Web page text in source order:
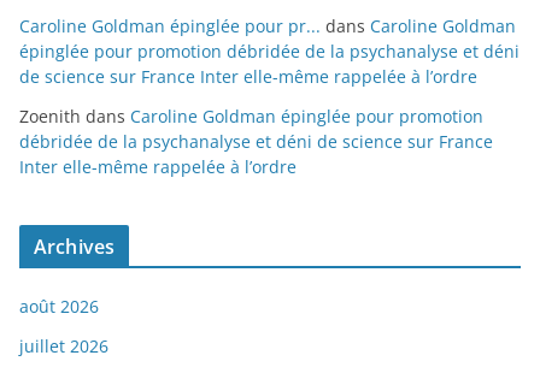
Caroline Goldman épinglée pour pr... dans Caroline Goldman
épinglée pour promotion débridée de la psychanalyse et déni
de science sur France Inter elle-même rappelée à l’ordre
Zoenith dans Caroline Goldman épinglée pour promotion
débridée de la psychanalyse et déni de science sur France
Inter elle-même rappelée à l’ordre
Archives
août 2026
juillet 2026